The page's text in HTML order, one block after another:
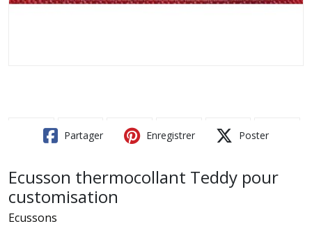
Partager Enregistrer Poster
Ecusson thermocollant Teddy pour
customisation
Ecussons